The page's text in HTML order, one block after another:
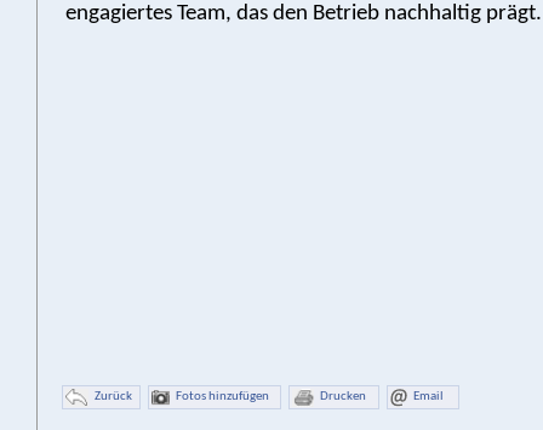
engagiertes Team, das den Betrieb nachhaltig prägt.
Zurück Fotos hinzufügen Drucken Email